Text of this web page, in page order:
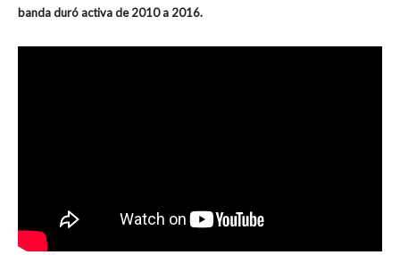
banda duró activa de 2010 a 2016.